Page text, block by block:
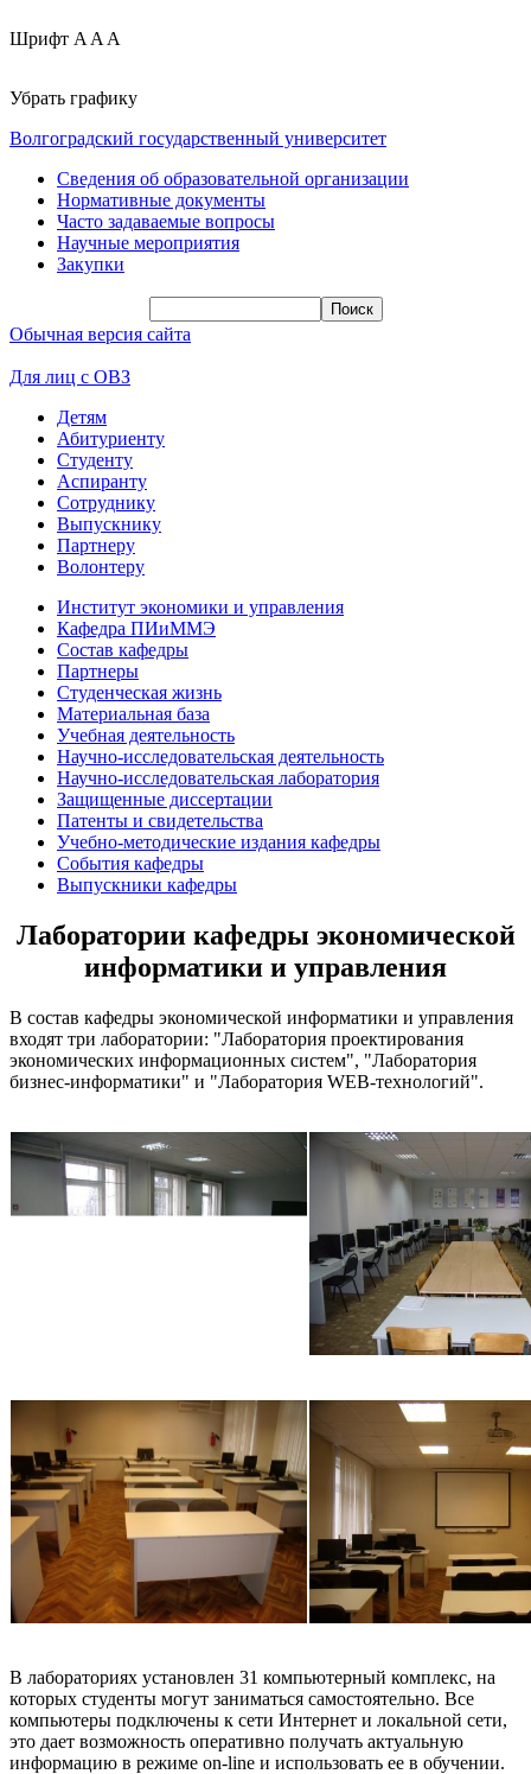
Шрифт A A A
Убрать графику
Волгоградский государственный университет
Сведения об образовательной организации
Нормативные документы
Часто задаваемые вопросы
Научные мероприятия
Закупки
Обычная версия сайта
Для лиц с ОВЗ
Детям
Абитуриенту
Студенту
Аспиранту
Сотруднику
Выпускнику
Партнеру
Волонтеру
Институт экономики и управления
Кафедра ПИиММЭ
Состав кафедры
Партнеры
Студенческая жизнь
Материальная база
Учебная деятельность
Научно-исследовательская деятельность
Научно-исследовательская лаборатория
Защищенные диссертации
Патенты и свидетельства
Учебно-методические издания кафедры
События кафедры
Выпускники кафедры
Лаборатории кафедры экономической
информатики и управления
В состав кафедры экономической информатики и управления
входят три лаборатории: "Лаборатория проектирования
экономических информационных систем", "Лаборатория
бизнес-информатики" и "Лаборатория WEB-технологий".
В лабораториях установлен 31 компьютерный комплекс, на
которых студенты могут заниматься самостоятельно. Все
компьютеры подключены к сети Интернет и локальной сети,
это дает возможность оперативно получать актуальную
информацию в режиме on-line и использовать ее в обучении.